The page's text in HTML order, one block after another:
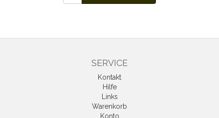
SERVICE
Kontakt
Hilfe
Links
Warenkorb
Konto